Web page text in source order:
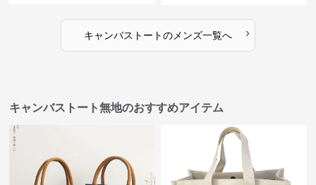
キャンバストートのメンズ一覧へ ›
キャンバストート無地のおすすめアイテム